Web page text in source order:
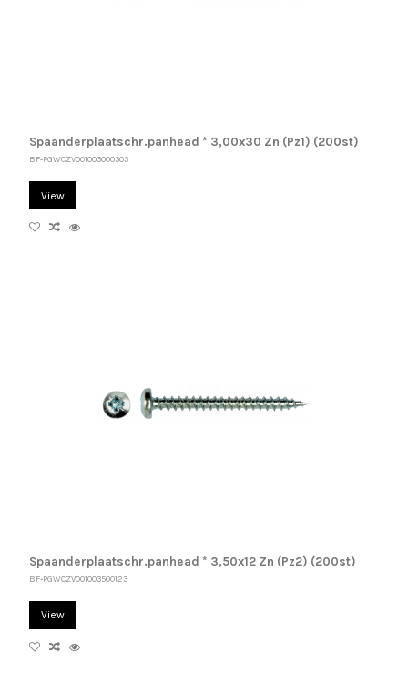
Spaanderplaatschr.panhead * 3,00x30 Zn (Pz1) (200st)
BF-PGWCZV001003000303
View
Spaanderplaatschr.panhead * 3,50x12 Zn (Pz2) (200st)
BF-PGWCZV001003500123
View